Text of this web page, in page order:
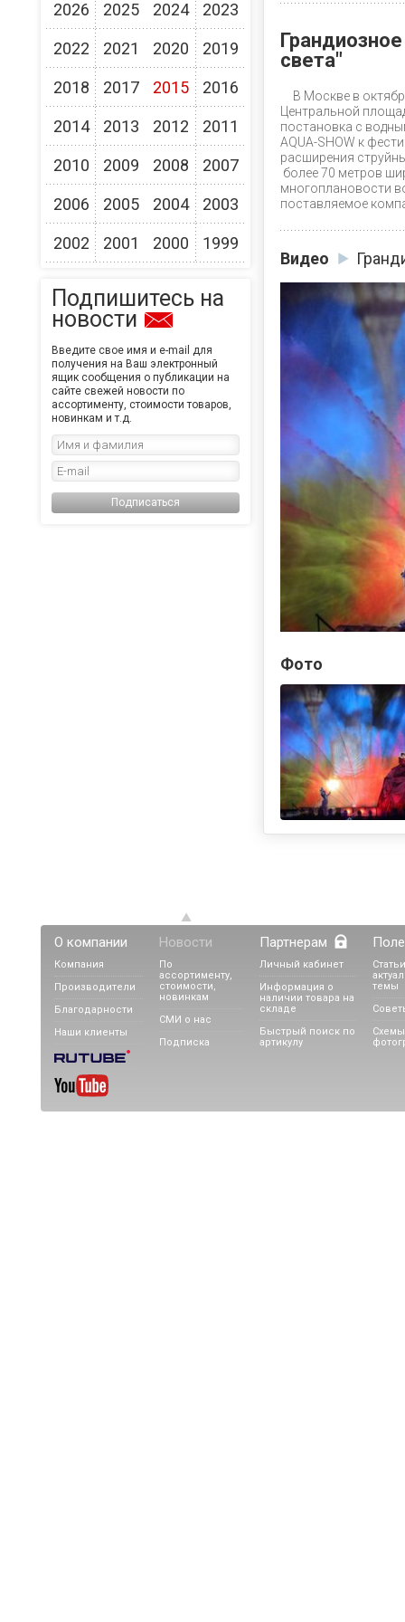
2026
2025 2024 2023
2022 2021 2020 2019
2018 2017 2015 2016
2014 2013 2012 2011
2010 2009 2008 2007
2006 2005 2004 2003
2002 2001 2000 1999
Подпишитесь на
новости
Введите свое имя и e-mail для
получения на Ваш электронный
ящик сообщения о публикации на
сайте свежей новости по
ассортименту, стоимости товаров,
новинкам и т.д.
Подписаться
света"
В Москве в
Центральной
постановка с
AQUA-SHOW к
расширения
более 70 метров
многоплановости
поставляемое
Видео
Фото
О компании
Компания
Производители
Благодарности
Наши клиенты
Новости
По
ассортименту,
стоимости,
новинкам
СМИ о нас
Подписка
Партнерам
Личный кабинет
Информация о
наличии товара на
складе
Быстрый поиск по
артикулу
темы